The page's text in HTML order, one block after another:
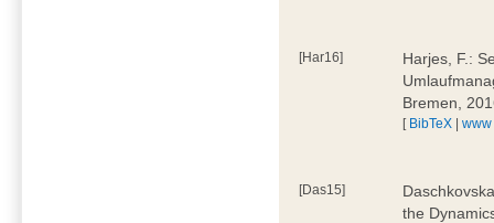
[Har16]
Harjes, F.:
Bremen,
[ BibTeX |www
[Das15]
the